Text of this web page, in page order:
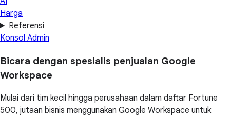
Harga
Referensi
Konsol Admin
Bicara dengan spesialis penjualan Google
Workspace
Mulai dari tim kecil hingga perusahaan dalam daftar Fortune
500, jutaan bisnis menggunakan Google Workspace untuk